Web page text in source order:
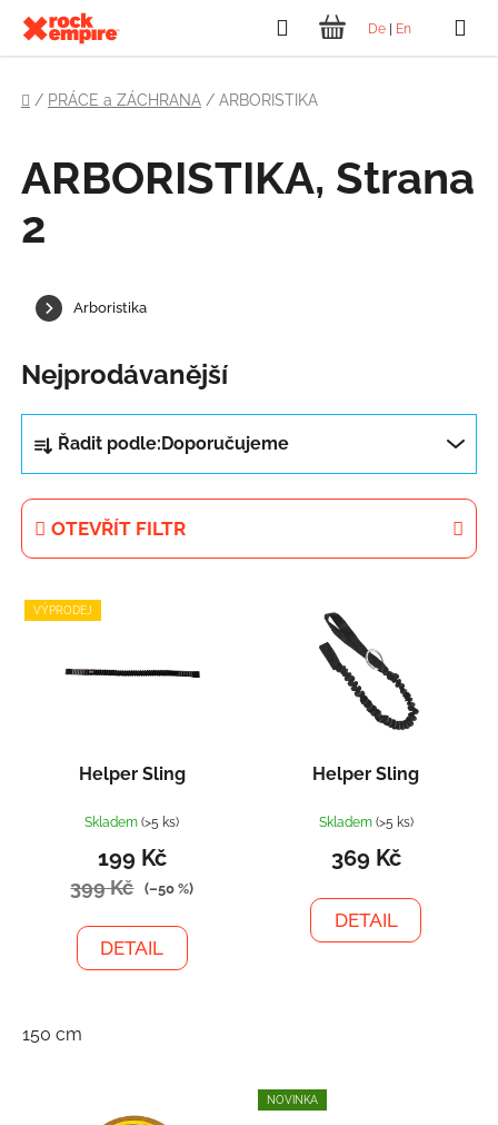
obsah
De En
Hledat
NÁKUPNÍ
Domů
/ PRÁCE a ZÁCHRANA / ARBORISTIKA
ARBORISTIKA, Strana
2
Arboristika
Nejprodávanější
a
z
e
n
p
r
Řadit podle: Doporučujeme
OTEVŘÍT FILTR
V
ýVÝPRODEJ
Helper Sling
Skladem(>5 ks)
199 Kč
399 Kč (–50 %)
DETAIL
150 cm
Helper Sling
Skladem (>5 ks)
369 Kč
DETAIL
NOVINKA